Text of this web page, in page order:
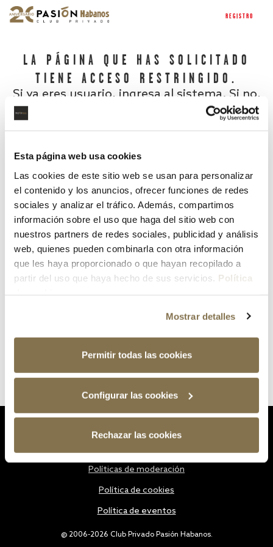
Esta página web usa cookies
Las cookies de este sitio web se usan para personalizar
el contenido y los anuncios, ofrecer funciones de redes
sociales y analizar el tráfico. Además, compartimos
información sobre el uso que haga del sitio web con
nuestros partners de redes sociales, publicidad y análisis
web, quienes pueden combinarla con otra información
que les haya proporcionado o que hayan recopilado a
partir del uso que haya hecho de sus servicios. Política
Mostrar detalles
Permitir todas las cookies
Configurar las cookies
Rechazar las cookies
REGISTRO
LA PÁGINA QUE HAS SOLICITADO
TIENE ACCESO RESTRINGIDO.
Si ya eres usuario, ingresa al sistema. Si no,
¿Has olvidado tu contraseña?
@ 2006-2026 Club Privado Pasión Habanos.
Políticas de moderación
Política de cookies
Política de eventos